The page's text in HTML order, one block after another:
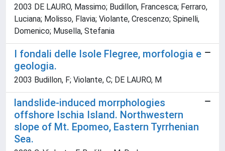
2003 DE LAURO, Massimo; Budillon, Francesca; Ferraro,
Luciana; Molisso, Flavia; Violante, Crescenzo; Spinelli,
Domenico; Musella, Stefania
I fondali delle Isole Flegree, morfologia e
geologia.
2003 Budillon, F; Violante, C; DE LAURO, M
landslide-induced morrphologies
offshore Ischia Island. Northwestern
slope of Mt. Epomeo, Eastern Tyrrhenian
Sea.